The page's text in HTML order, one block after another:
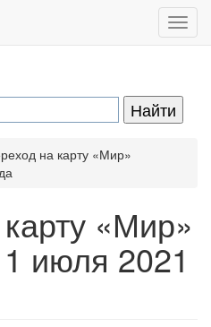
на карту «Мир»
«Мир»
июля 2021